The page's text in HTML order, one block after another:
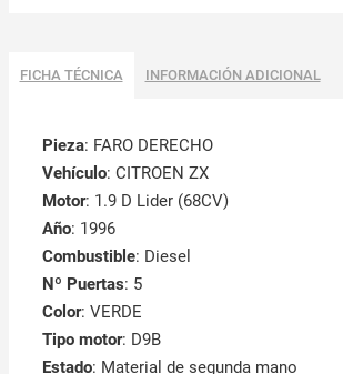
FICHA TÉCNICA INFORMACIÓN ADICIONAL
Pieza: FARO DERECHO
Vehículo: CITROEN ZX
Motor: 1.9 D Lider (68CV)
Año: 1996
Combustible: Diesel
Nº Puertas: 5
Color: VERDE
Tipo motor: D9B
Estado: Material de segunda mano